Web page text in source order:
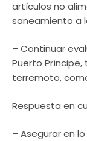
artículos no
saneamiento a
– Continuar
Puerto
terremoto,
Respuesta en
– Asegurar en